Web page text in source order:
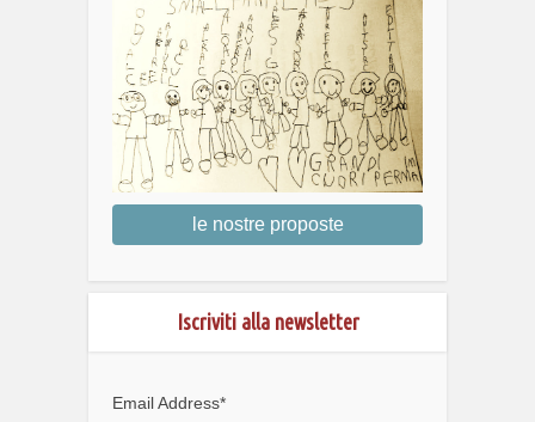
le nostre proposte
Iscriviti alla newsletter
Email Address*